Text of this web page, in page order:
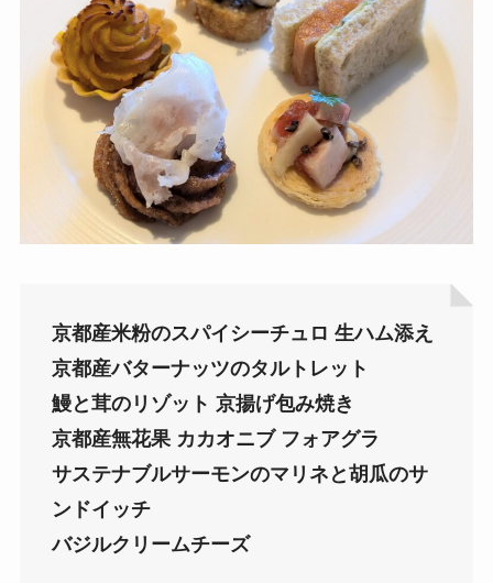
京都産米粉のスパイシーチュロ 生ハム添え
京都産バターナッツのタルトレット
鰻と茸のリゾット 京揚げ包み焼き
京都産無花果 カカオニブ フォアグラ
サステナブルサーモンのマリネと胡瓜のサ
ンドイッチ
バジルクリームチーズ